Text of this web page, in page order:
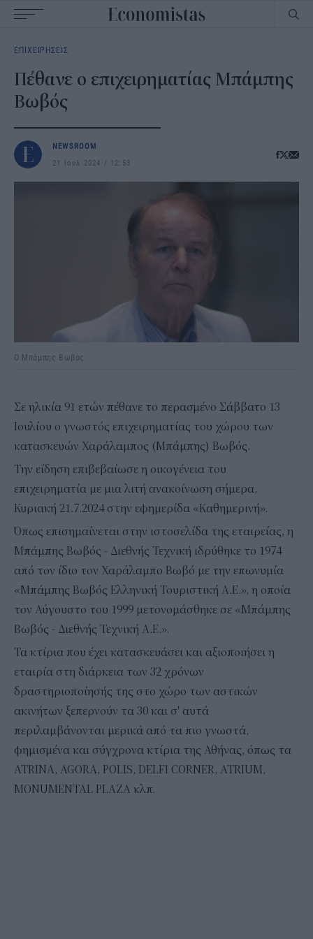
navigation
ΕΠΙΧΕΙΡΗΣΕΙΣ
Πέθανε ο επιχειρηματίας Μπάμπης
Βωβός
NEWSROOM
21 Ιουλ 2024
12:53
Ο Μπάμπης Βωβός
Σε ηλικία 91 ετών πέθανε το περασμένο Σάββατο 13
Ιουλίου ο γνωστός επιχειρηματίας του χώρου των
κατασκευών Χαράλαμπος (Μπάμπης) Βωβός.
Την είδηση επιβεβαίωσε η οικογένεια του
επιχειρηματία με μια λιτή ανακοίνωση σήμερα,
Κυριακή 21.7.2024 στην εφημερίδα «Καθημερινή».
Όπως επισημαίνεται στην ιστοσελίδα της εταιρείας, η
Μπάμπης Βωβός - Διεθνής Τεχνική ιδρύθηκε το 1974
από τον ίδιο τον Χαράλαμπο Βωβό με την επωνυμία
«Μπάμπης Βωβός Ελληνική Τουριστική Α.Ε.», η οποία
τον Αύγουστο του 1999 μετονομάσθηκε σε «Μπάμπης
Βωβός - Διεθνής Τεχνική Α.Ε.».
Τα κτίρια που έχει κατασκευάσει και αξιοποιήσει η
εταιρία στη διάρκεια των 32 χρόνων
δραστηριοποίησής της στο χώρο των αστικών
ακινήτων ξεπερνούν τα 30 και σ' αυτά
περιλαμβάνονται μερικά από τα πιο γνωστά,
φημισμένα και σύγχρονα κτίρια της Αθήνας, όπως τα
ATRINA, AGORA, POLIS, DELFI CORNER, ATRIUM,
MONUMENTAL PLAZA κλπ.